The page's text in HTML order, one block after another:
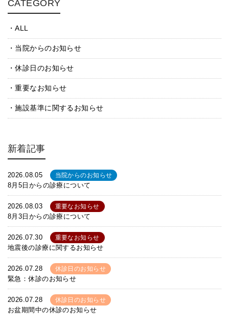
CATEGORY
ALL
当院からのお知らせ
休診日のお知らせ
重要なお知らせ
施設基準に関するお知らせ
新着記事
2026.08.05 当院からのお知らせ
8月5日からの診療について
2026.08.03 重要なお知らせ
8月3日からの診療について
2026.07.30 重要なお知らせ
地震後の診療に関するお知らせ
2026.07.28 休診日のお知らせ
緊急：休診のお知らせ
2026.07.28 休診日のお知らせ
お盆期間中の休診のお知らせ